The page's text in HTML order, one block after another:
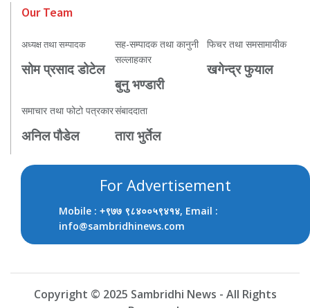
Our Team
अध्यक्ष तथा सम्पादक
सोम प्रसाद डोटेल
सह-सम्पादक तथा कानुनी
सल्लाहकार
बुनु भण्डारी
फिचर तथा समसामायीक
खगेन्द्र फुयाल
समाचार तथा फोटो पत्रकार
अनिल पौडेल
संबाददाता
तारा भुर्तेल
For Advertisement
Mobile : +९७७ ९८४००५९४१४, Email :
info@sambridhinews.com
Copyright © 2025 Sambridhi News - All Rights